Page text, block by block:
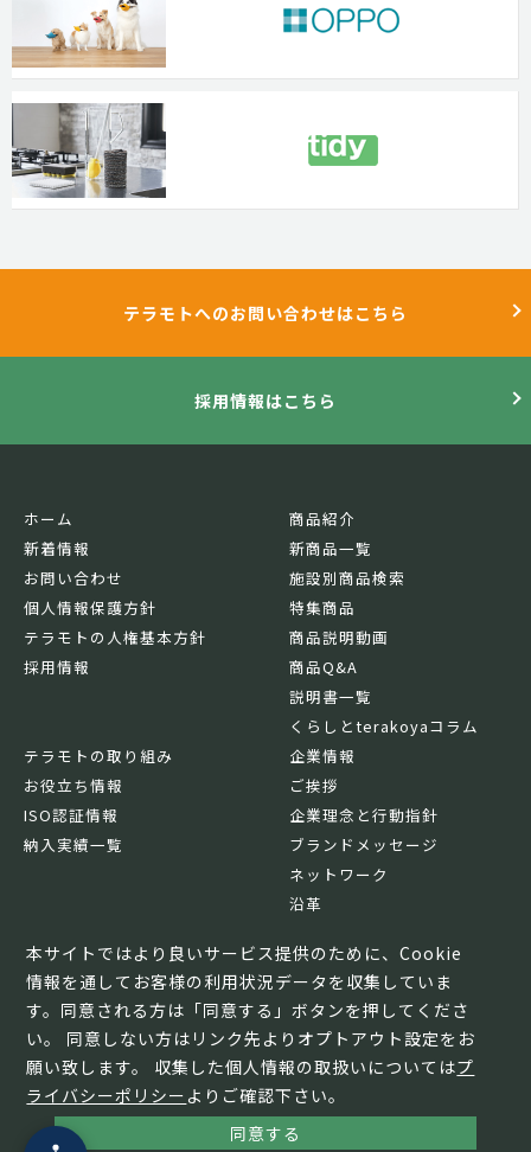
本サイトではより良いサービス提供のために、Cookie
情報を通してお客様の利用状況データを収集していま
す。同意される方は「同意する」ボタンを押してくださ
い。 同意しない方はリンク先よりオプトアウト設定をお
願い致します。 収集した個人情報の取扱いについてはプ
ライバシーポリシー よりご確認下さい。
同意する
テラモトへのお問い合わせはこちら
採用情報はこちら
ホーム
新着情報
お問い合わせ
個人情報保護方針
テラモトの人権基本方針
採用情報
商品紹介
新商品一覧
施設別商品検索
特集商品
商品説明動画
商品Q&A
説明書一覧
くらしとterakoyaコラム
テラモトの取り組み
お役立ち情報
ISO認証情報
納入実績一覧
企業情報
ご挨拶
企業理念と行動指針
ブランドメッセージ
ネットワーク
沿革